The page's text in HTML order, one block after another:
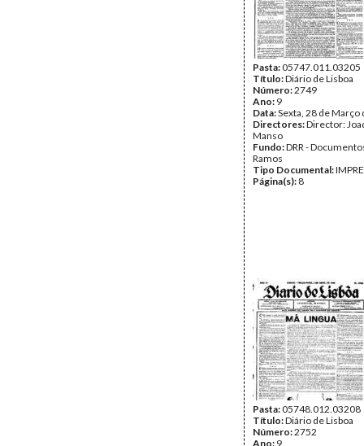
Pasta:05747.011.03205
Título:Diário de Lisboa
Número:2749
Ano: 9
Data:Sexta, 28 de Março
Directores:Director:
Manso
Fundo:DRR -
Ramos
Tipo Documental:
Página(s): 8
Pasta:05748.012.03208
Título:Diário de Lisboa
Número:2752
Ano: 9